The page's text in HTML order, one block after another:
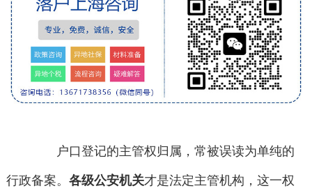
户口登记的主管权归属，常被误读为单纯的
行政备案。 各级公安机关才是法定主管机构，这一权